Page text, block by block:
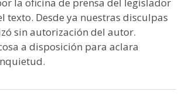
la oficina de prensa del legislador
texto. Desde ya nuestras disculpas
sin autorización del autor.
a disposición para aclara